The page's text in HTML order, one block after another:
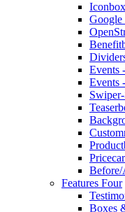
Events
Events
Features Four
Boxes